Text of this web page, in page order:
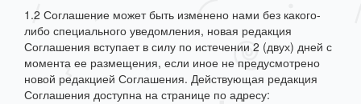
1.2 Соглашение может быть изменено нами без какого-
либо специального уведомления, новая редакция
Соглашения вступает в силу по истечении 2 (двух) дней с
момента ее размещения, если иное не предусмотрено
новой редакцией Соглашения. Действующая редакция
Соглашения доступна на странице по адресу: